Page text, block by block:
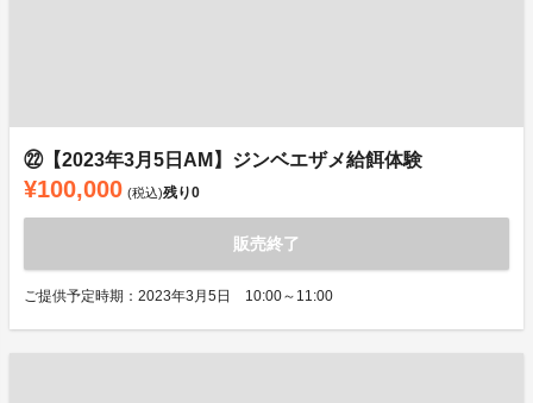
㉒【2023年3月5日AM】ジンベエザメ給餌体験
¥100,000 (税込)残り0
販売終了
ご提供予定時期：2023年3月5日 10:00～11:00